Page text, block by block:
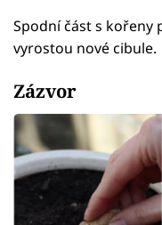
Spodní část s kořeny
vyrostou nové cibule.
Zázvor